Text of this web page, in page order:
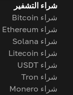
شراء التشفير
شراء Bitcoin
شراء Ethereum
شراء Solana
شراء Litecoin
شراء USDT
شراء Tron
شراء Monero